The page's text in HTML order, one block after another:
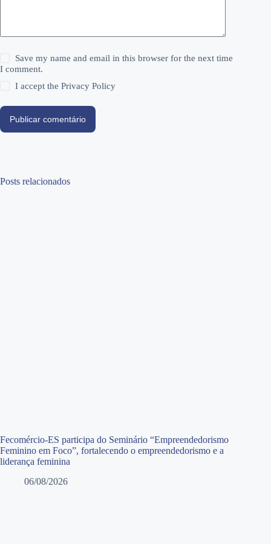
Save my name and email in this browser for the next time
I comment.
I accept thePrivacy Policy
Publicar comentário
Posts relacionados
Fecomércio-ES participa do Seminário “Empreendedorismo
Feminino em Foco”, fortalecendo o empreendedorismo e a
liderança feminina
06/08/2026